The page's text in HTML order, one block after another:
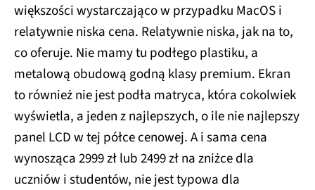
większości wystarczająco w przypadku MacOS i
relatywnie niska cena. Relatywnie niska, jak na to,
co oferuje. Nie mamy tu podłego plastiku, a
metalową obudową godną klasy premium. Ekran
to również nie jest podła matryca, która cokolwiek
wyświetla, a jeden z najlepszych, o ile nie najlepszy
panel LCD w tej półce cenowej. A i sama cena
wynosząca 2999 zł lub 2499 zł na zniżce dla
uczniów i studentów, nie jest typowa dla